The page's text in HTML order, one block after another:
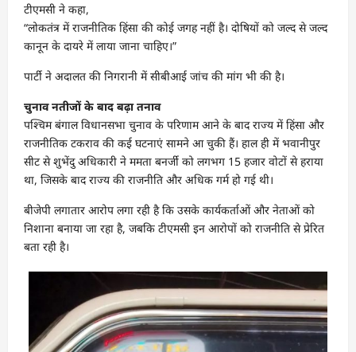
टीएमसी ने कहा,
“लोकतंत्र में राजनीतिक हिंसा की कोई जगह नहीं है। दोषियों को जल्द से जल्द
कानून के दायरे में लाया जाना चाहिए।”
पार्टी ने अदालत की निगरानी में सीबीआई जांच की मांग भी की है।
चुनाव नतीजों के बाद बढ़ा तनाव
पश्चिम बंगाल विधानसभा चुनाव के परिणाम आने के बाद राज्य में हिंसा और
राजनीतिक टकराव की कई घटनाएं सामने आ चुकी हैं। हाल ही में भवानीपुर
सीट से शुभेंदु अधिकारी ने ममता बनर्जी को लगभग 15 हजार वोटों से हराया
था, जिसके बाद राज्य की राजनीति और अधिक गर्म हो गई थी।
बीजेपी लगातार आरोप लगा रही है कि उसके कार्यकर्ताओं और नेताओं को
निशाना बनाया जा रहा है, जबकि टीएमसी इन आरोपों को राजनीति से प्रेरित
बता रही है।